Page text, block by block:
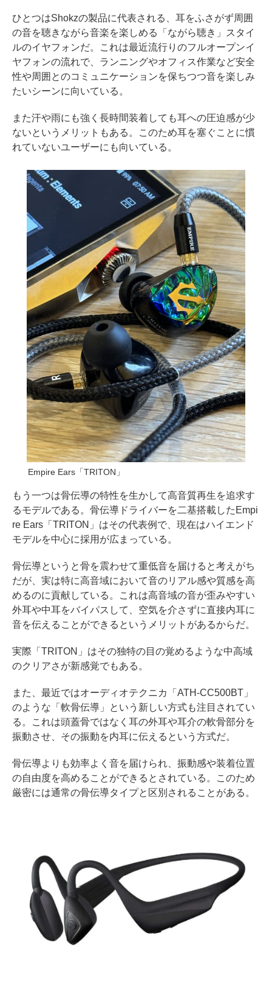
ひとつはShokzの製品に代表される、耳をふさがず周囲
の音を聴きながら音楽を楽しめる「ながら聴き」スタイ
ルのイヤフォンだ。これは最近流行りのフルオープンイ
ヤフォンの流れで、ランニングやオフィス作業など安全
性や周囲とのコミュニケーションを保ちつつ音を楽しみ
たいシーンに向いている。
また汗や雨にも強く長時間装着しても耳への圧迫感が少
ないというメリットもある。このため耳を塞ぐことに慣
れていないユーザーにも向いている。
Empire Ears「TRITON」
もう一つは骨伝導の特性を生かして高音質再生を追求す
るモデルである。骨伝導ドライバーを二基搭載したEmpi
re Ears「TRITON」はその代表例で、現在はハイエンド
モデルを中心に採用が広まっている。
骨伝導というと骨を震わせて重低音を届けると考えがち
だが、実は特に高音域において音のリアル感や質感を高
めるのに貢献している。これは高音域の音が歪みやすい
外耳や中耳をバイパスして、空気を介さずに直接内耳に
音を伝えることができるというメリットがあるからだ。
実際「TRITON」はその独特の目の覚めるような中高域
のクリアさが新感覚でもある。
また、最近ではオーディオテクニカ「ATH-CC500BT」
のような「軟骨伝導」という新しい方式も注目されてい
る。これは頭蓋骨ではなく耳の外耳や耳介の軟骨部分を
振動させ、その振動を内耳に伝えるという方式だ。
骨伝導よりも効率よく音を届けられ、振動感や装着位置
の自由度を高めることができるとされている。このため
厳密には通常の骨伝導タイプと区別されることがある。